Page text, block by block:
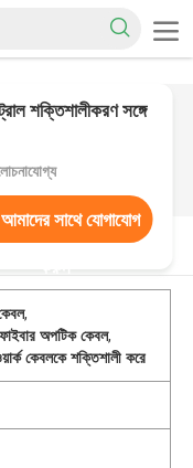
শক্তিশালীকরণ সঙ্গে
আমাদের সাথে যোগাযোগ
,
ফাইবার অপটিক কেবল,
কেবলকে শক্তিশালী করে